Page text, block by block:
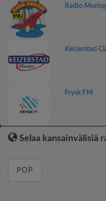
Radio
Keizerstad
Frysk FM
Selaa kansainvälisiä
POP